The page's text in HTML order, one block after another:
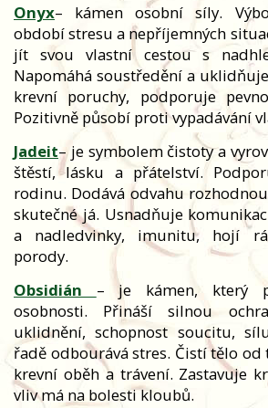
Onyx– kámen osobní síly.
období stresu a nepříjemných
jít svou vlastní cestou s
Napomáhá soustředění a
krevní poruchy, podporuje
Pozitivně působí proti vypadávání
Jadeit– je symbolem čistoty a
štěstí, lásku a přátelství.
rodinu. Dodává odvahu
skutečné já. Usnadňuje
a nadledvinky, imunitu, hojí
porody.
Obsidián – je kámen, který
osobnosti. Přináší silnou
uklidnění, schopnost soucitu,
řadě odbourává stres. Čistí tělo
krevní oběh a trávení. Zastavuje
vliv má na bolesti kloubů.